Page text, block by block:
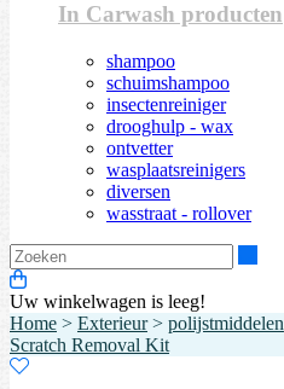
In Carwash producten
shampoo
schuimshampoo
insectenreiniger
drooghulp - wax
ontvetter
wasplaatsreinigers
diversen
wasstraat - rollover
Uw winkelwagen is leeg!
Home > Exterieur> polijstmiddelen
Scratch Removal Kit